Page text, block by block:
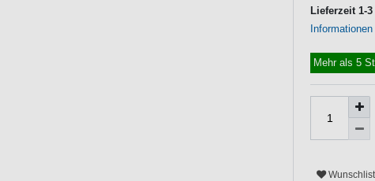
Lieferzeit 1-
Mehr als 5